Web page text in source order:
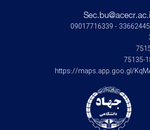
https://maps.app.goo.gl/